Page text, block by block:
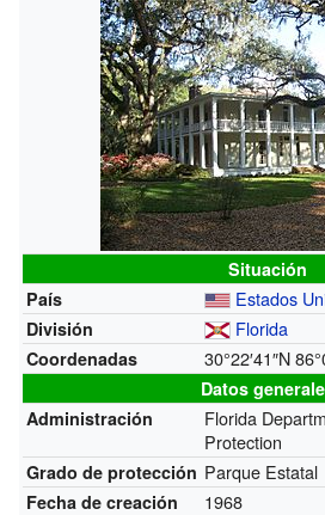
Situación
País
Estados
División Florida
Coordenadas 30°22′41″N
Datos
Administración
Florida
Protection
Grado de protección Parque Estatal
Fecha de creación 1968